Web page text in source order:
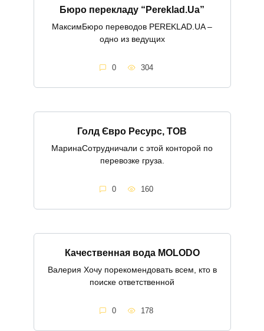
Бюро перекладу “Pereklad.Ua”
МаксимБюро переводов PEREKLAD.UA –
одно из ведущих
0 304
Голд Євро Ресурс, ТОВ
МаринаСотрудничали с этой конторой по
перевозке груза.
0 160
Качественная вода MOLODO
Валерия Хочу порекомендовать всем, кто в
поиске ответственной
0 178